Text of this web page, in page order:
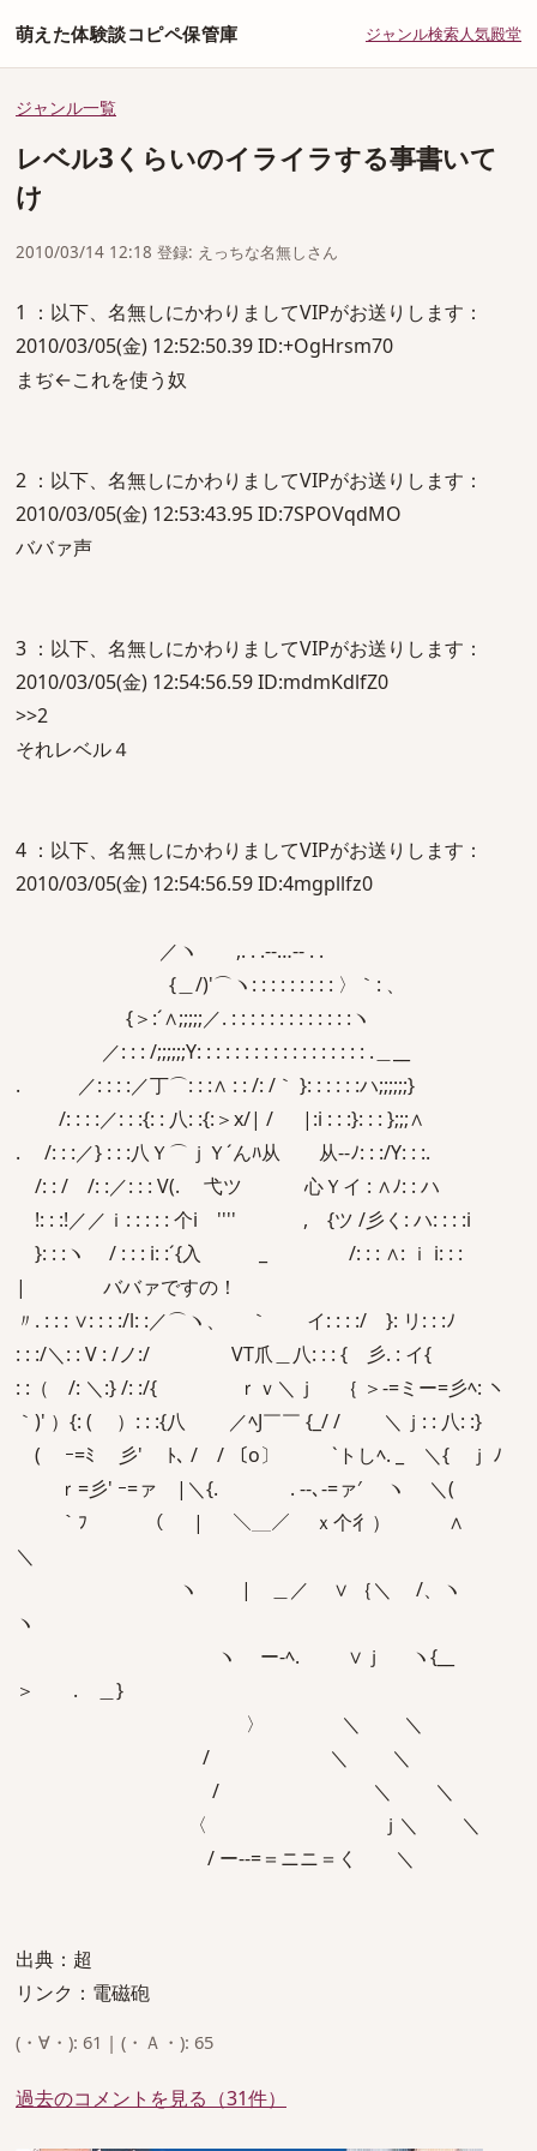
萌えた体験談コピペ保管庫 ジャンル検索人気殿堂
ジャンル一覧
レベル3くらいのイライラする事書いて
け
2010/03/14 12:18 登録: えっちな名無しさん
1 ：以下、名無しにかわりましてVIPがお送りします：
2010/03/05(金) 12:52:50.39 ID:+OgHrsm70
まぢ←これを使う奴
2 ：以下、名無しにかわりましてVIPがお送りします：
2010/03/05(金) 12:53:43.95 ID:7SPOVqdMO
ババァ声
3 ：以下、名無しにかわりましてVIPがお送りします：
2010/03/05(金) 12:54:56.59 ID:mdmKdlfZ0
>>2
それレベル４
4 ：以下、名無しにかわりましてVIPがお送りします：
2010/03/05(金) 12:54:56.59 ID:4mgpllfz0
／ヽ ,. . .-‐…‐- . .
{＿/)'⌒ヽ: : : : : : : : : 〉｀: 、
{＞:´∧;;;;;／. : : : : : : : : : : : : :ヽ
／: : : /;;;;;;Y: : : : : : : : : : : : : : : : : : .＿__
. ／: : : :／丁⌒: : :∧ : : /: /｀ }: : : : : :ハ;;;;;;}
/: : : :／: : :{: : 八: :{:＞x/| / |:i : : :}: : : };;;∧
. /: : :／} : : :八Ｙ⌒ｊＹ´んﾊ从 从-‐ﾉ: : :/Y: : :.
/: : / /: :／: : : V(. 弋ツ 心Ｙイ : ∧ﾉ: : ハ
!: : :!／／ｉ: : : : : 个i '''' , {ツ /彡く: ハ: : : :i
}: : :ヽ / : : : i: :´{入 _ /: : : ∧: ｉ i: : :
| ババァですの！
〃. : : : ∨: : : :/l: :／⌒ヽ、 ｀ イ: : : :/ }: リ: : :ﾉ
: : :/＼: : V : /ノ:/ VT爪＿八: : : { 彡. : イ{
: :（ /: ＼:} /: :/{ ｒｖ＼ｊ ｛ ＞‐=ミー=彡ﾍ: ヽ
｀)' ）{: ( ）: : :{八 ／ﾍJ￣￣ {_/ / ＼ｊ: : 八: :}
( ｰ=ﾐ 彡' ﾄ､ / / 〔o〕 `トしﾍ. _ ＼{ ｊ ﾉ
ｒ=彡' ｰ=ァ |＼{. . -‐､‐=ァ′ ヽ ＼(
｀ﾌ （ | ＼＿／ ｘ个彳） ∧
＼
ヽ | ＿／ ∨ ｛＼ /、ヽ
ヽ
ヽ ー-ﾍ. ∨ｊ ヽ{__
＞ . ＿}
〉 ＼ ＼
/ ＼ ＼
/ ＼ ＼
〈 ｊ＼ ＼
/ ー--=＝ニニ＝く ＼
出典：超
リンク：電磁砲
(・∀・): 61 | (・Ａ・): 65
過去のコメントを見る（31件）